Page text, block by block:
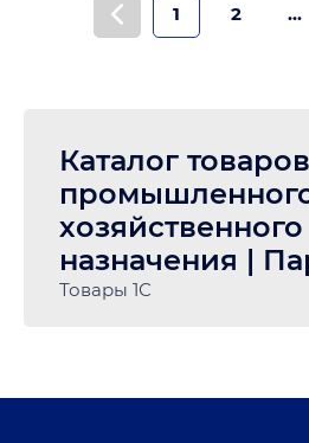
1 2 ...
Каталог товаров
хозяйственного
назначения |
Товары 1С